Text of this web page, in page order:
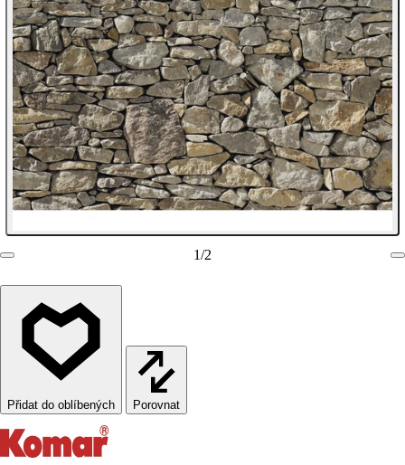
1/2
Porovnat